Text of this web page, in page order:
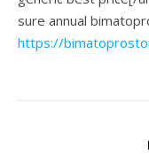
sure annual
https://